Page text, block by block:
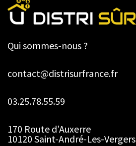
Qui sommes-nous ?
contact@distrisurfrance.fr
03.25.78.55.59
170 Route d’Auxerre
10120 Saint-André-Les-Vergers